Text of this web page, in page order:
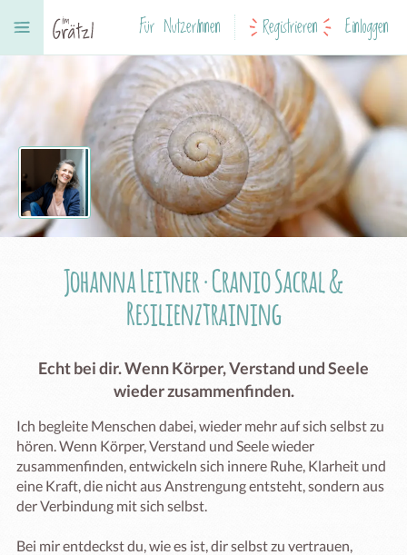
Für NutzerInnen Registrieren Einloggen
Johanna Leitner · Cranio Sacral &
Resilienztraining
Echt bei dir. Wenn Körper, Verstand und Seele
wieder zusammenfinden.
Ich begleite Menschen dabei, wieder mehr auf sich selbst zu
hören. Wenn Körper, Verstand und Seele wieder
zusammenfinden, entwickeln sich innere Ruhe, Klarheit und
eine Kraft, die nicht aus Anstrengung entsteht, sondern aus
der Verbindung mit sich selbst.
Bei mir entdeckst du, wie es ist, dir selbst zu vertrauen,